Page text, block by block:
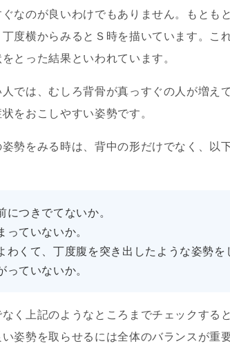
なのが良いわけでもありません。もとも
度横からみるとＳ時を描いています。こ
とった結果といわれています。
では、むしろ背骨が真っすぐの人が増え
をおこしやすい姿勢です。
勢をみる時は、背中の形だけでなく、以
につきでてないか。
っていないか。
わくて、丁度腹を突き出したような姿勢を
っていないか。
く上記のようなところまでチェックする
姿勢を取らせるには全体のバランスが重